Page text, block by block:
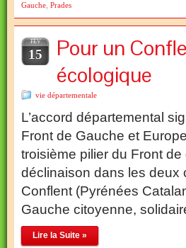
Gauche Prades
FÉV
15
Pour un
écologique
vie départementale
L’accord départemental
Front de Gauche et
troisième pilier du Front
déclinaison dans les deux
Conflent (Pyrénées
Gauche citoyenne,
Lire la Suite »